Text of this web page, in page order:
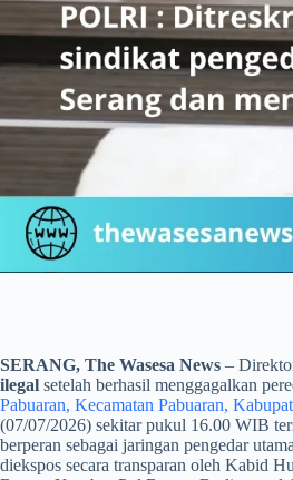
SERANG, The Wasesa News –
ilegal setelah berhasil menggagalkan
Pabuaran, Kecamatan Pabuaran,
(07/07/2026) sekitar pukul 16.00 WIB
berperan sebagai jaringan pengedar
diekspos secara transparan oleh Kabid